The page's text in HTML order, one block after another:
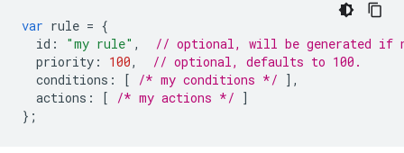
var rule = {
id : "my rule" ,
// optional, will be generated if
priority : 100,
// optional, defaults to 100.
conditions : [ /* my conditions */ ],
actions : [ /* my actions */ ]
};